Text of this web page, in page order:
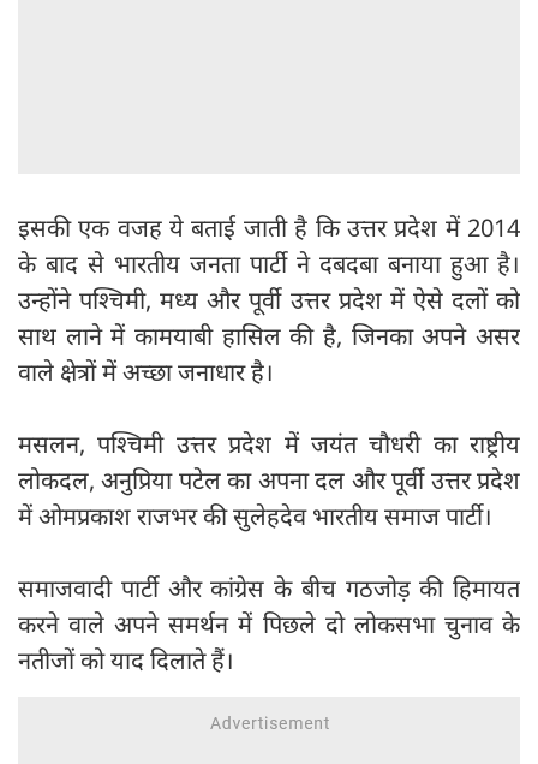
इसकी एक वजह ये बताई जाती है कि उत्तर प्रदेश में 2014
के बाद से भारतीय जनता पार्टी ने दबदबा बनाया हुआ है।
उन्होंने पश्चिमी, मध्य और पूर्वी उत्तर प्रदेश में ऐसे दलों को
साथ लाने में कामयाबी हासिल की है, जिनका अपने असर
वाले क्षेत्रों में अच्छा जनाधार है।
मसलन, पश्चिमी उत्तर प्रदेश में जयंत चौधरी का राष्ट्रीय
लोकदल, अनुप्रिया पटेल का अपना दल और पूर्वी उत्तर प्रदेश
में ओमप्रकाश राजभर की सुलेहदेव भारतीय समाज पार्टी।
समाजवादी पार्टी और कांग्रेस के बीच गठजोड़ की हिमायत
करने वाले अपने समर्थन में पिछले दो लोकसभा चुनाव के
नतीजों को याद दिलाते हैं।